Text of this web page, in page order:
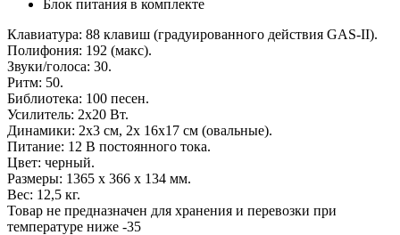
Блок питания в комплекте
Клавиатура: 88 клавиш (градуированного действия GAS-II).
Полифония: 192 (макс).
Звуки/голоса: 30.
Ритм: 50.
Библиотека: 100 песен.
Усилитель: 2х20 Вт.
Динамики: 2х3 см, 2х 16х17 см (овальные).
Питание: 12 В постоянного тока.
Цвет: черный.
Размеры: 1365 х 366 х 134 мм.
Вес: 12,5 кг.
Товар не предназначен для хранения и перевозки при
температуре ниже -35